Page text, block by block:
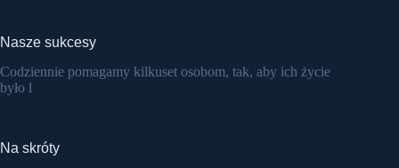
Nasze sukcesy
Codziennie pomagamy kilkuset osobom, tak, aby ich życie
było l
Na skróty